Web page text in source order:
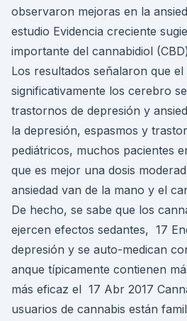
observaron mejoras en la
estudio Evidencia creciente
importante del cannabidiol
Los resultados señalaron que el
significativamente los cerebro
trastornos de depresión y
la depresión, espasmos y
pediátricos, muchos pacientes
que es mejor una dosis
ansiedad van de la mano y el
De hecho, se sabe que los
ejercen efectos sedantes, 17
depresión y se auto-medican
anque típicamente contienen
más eficaz el 17 Abr 2017
usuarios de cannabis están